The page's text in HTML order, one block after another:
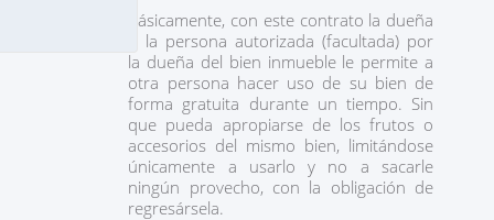
Básicamente, con este contrato la dueña
o la persona autorizada (facultada) por
la dueña del bien inmueble le permite a
otra persona hacer uso de su bien de
forma gratuita durante un tiempo. Sin
que pueda apropiarse de los frutos o
accesorios del mismo bien, limitándose
únicamente a usarlo y no a sacarle
ningún provecho, con la obligación de
regresársela.